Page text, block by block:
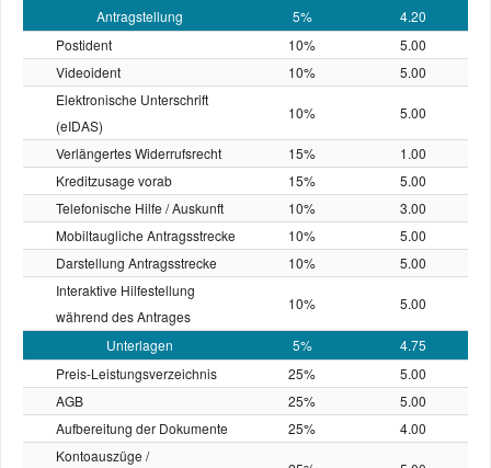
Antragstellung 5%
4.20
Postident
10%
5.00
Videoident
10%
5.00
Elektronische Unterschrift
(eIDAS)
10% 5.00
Verlängertes Widerrufsrecht 15%
1.00
Kreditzusage vorab
15%
5.00
Telefonische Hilfe / Auskunft
10%
3.00
Mobiltaugliche Antragsstrecke
10%
5.00
Darstellung Antragsstrecke
10%
5.00
Interaktive Hilfestellung
während des Antrages
10% 5.00
Unterlagen 5%
4.75
Preis-Leistungs­verzeichnis
25%
5.00
AGB
25%
5.00
Aufbereitung der Dokumente
25%
4.00
Kontoauszüge /